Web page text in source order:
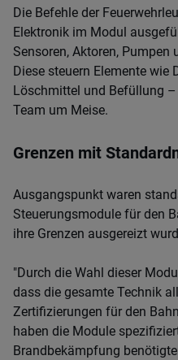
Die Befehle der
Elektronik im Modul
Sensoren, Aktoren,
Diese steuern Elemente wie
Löschmittel und Befüllung
Team um Meise.
Grenzen mit
Ausgangspunkt waren
Steuerungsmodule für den
ihre Grenzen ausgereizt
"Durch die Wahl dieser
dass die gesamte Technik
Zertifizierungen für den
haben die Module
Brandbekämpfung